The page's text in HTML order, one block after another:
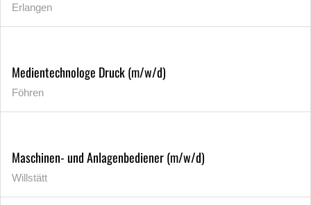
Erlangen
Medientechnologe Druck (m/w/d)
Föhren
Maschinen- und Anlagenbediener (m/w/d)
Willstätt